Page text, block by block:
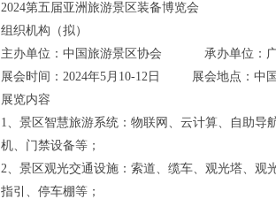
2024第五届亚洲旅游景区装备博览会
组织机构（拟）
主办单位：中国旅游景区协会 承办单位：广
展会时间：2024年5月10-12日 展会地点：中
展览内容
1、景区智慧旅游系统：物联网、云计算、自助导
机、门禁设备等；
2、景区观光交通设施：索道、缆车、观光塔、观
指引、停车棚等；